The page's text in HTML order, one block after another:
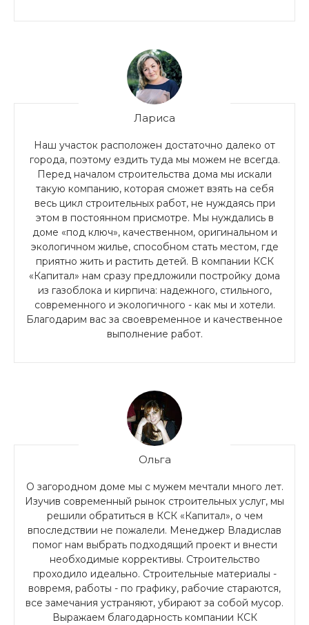
Лариса
Наш участок расположен достаточно далеко от
города, поэтому ездить туда мы можем не всегда.
Перед началом строительства дома мы искали
такую компанию, которая сможет взять на себя
весь цикл строительных работ, не нуждаясь при
этом в постоянном присмотре. Мы нуждались в
доме «под ключ», качественном, оригинальном и
экологичном жилье, способном стать местом, где
приятно жить и растить детей. В компании КСК
«Капитал» нам сразу предложили постройку дома
из газоблока и кирпича: надежного, стильного,
современного и экологичного - как мы и хотели.
Благодарим вас за своевременное и качественное
выполнение работ.
Ольга
О загородном доме мы с мужем мечтали много лет.
Изучив современный рынок строительных услуг, мы
решили обратиться в КСК «Капитал», о чем
впоследствии не пожалели. Менеджер Владислав
помог нам выбрать подходящий проект и внести
необходимые коррективы. Строительство
проходило идеально. Строительные материалы -
вовремя, работы - по графику, рабочие стараются,
все замечания устраняют, убирают за собой мусор.
Выражаем благодарность компании КСК